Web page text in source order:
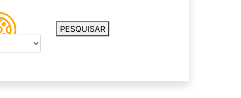
PESQUISAR